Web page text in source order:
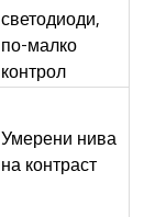
светодиоди,
по-малко
контрол
Умерени нива
на контраст